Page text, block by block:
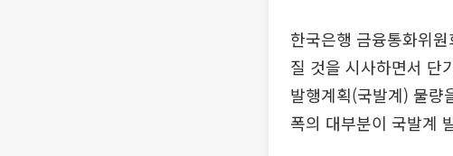
한국은행 금융통화위
질 것을 시사하면서 단
발행계획(국발계) 물량
폭의 대부분이 국발계